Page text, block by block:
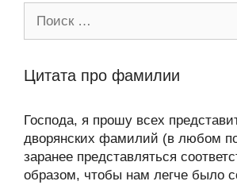
Цитата про фамилии
Господа, я прошу всех
дворянских фамилий (в любом
заранее представляться
образом, чтобы нам легче было